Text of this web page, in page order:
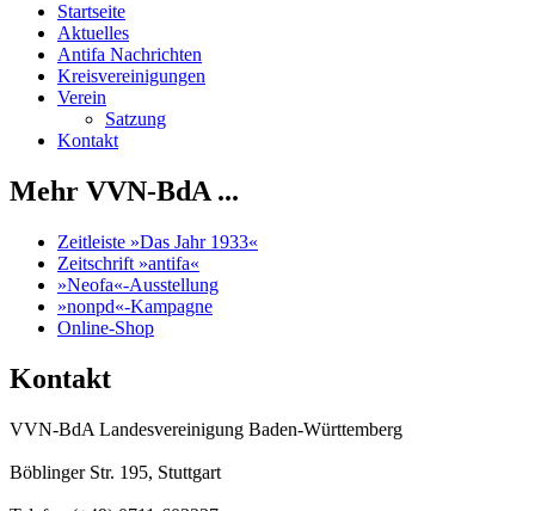
Startseite
Aktuelles
Antifa Nachrichten
Kreisvereinigungen
Verein
Satzung
Kontakt
Mehr VVN-BdA ...
Zeitleiste »Das Jahr 1933«
Zeitschrift »antifa«
»Neofa«-Ausstellung
»nonpd«-Kampagne
Online-Shop
Kontakt
VVN-BdA Landesvereinigung Baden-Württemberg
Böblinger Str. 195, Stuttgart